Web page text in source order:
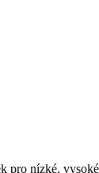
pro nízké,